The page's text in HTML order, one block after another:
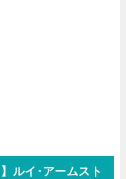
ルイ･アームスト